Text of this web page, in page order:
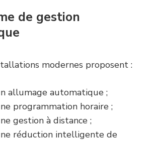
de gestion
modernes proposent :
allumage automatique ;
programmation horaire ;
gestion à distance ;
réduction intelligente de